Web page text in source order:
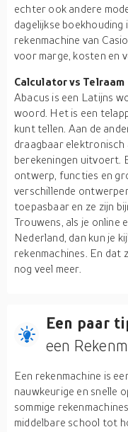
echter ook andere
dagelijkse boekhouding
rekenmachine van
voor marge, kosten en
Calculator vs Telraam
Abacus is een Latijns
woord. Het is een
kunt tellen. Aan de
draagbaar
berekeningen uitvoert.
ontwerp, functies en
verschillende
toepasbaar en ze zijn
Trouwens, als je online
Nederland, dan kun je
rekenmachines. En dat
nog veel meer.
Een paar
een
Een rekenmachine is
nauwkeurige en snelle
sommige
middelbare school tot